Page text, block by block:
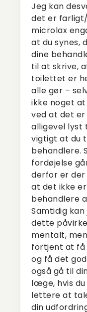
Jeg kan
det er
microlax
at du synes,
dine
til at skrive,
toilettet er
alle gør –
ikke noget
ved at det
alligevel lyst
vigtigt at du
behandlere.
fordøjelse
derfor er der
at det ikke
behandlere
Samtidig
dette
mentalt,
fortjent at
og få det
også gå til
læge, hvis
lettere at
din